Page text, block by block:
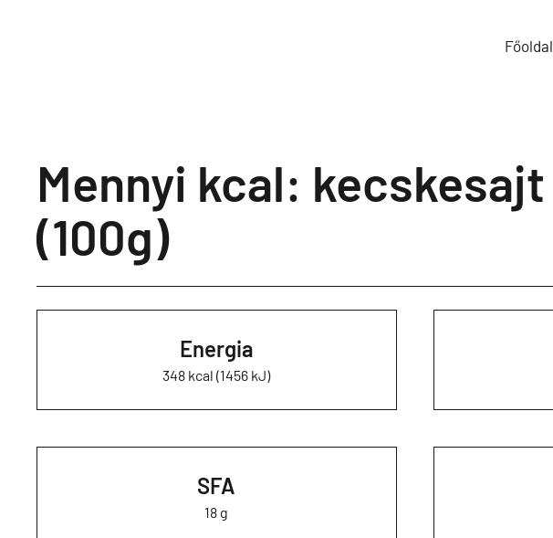
Főoldal
Mennyi kcal: kecskesajt
(100g)
Energia
348 kcal (1456 kJ)
SFA
18 g